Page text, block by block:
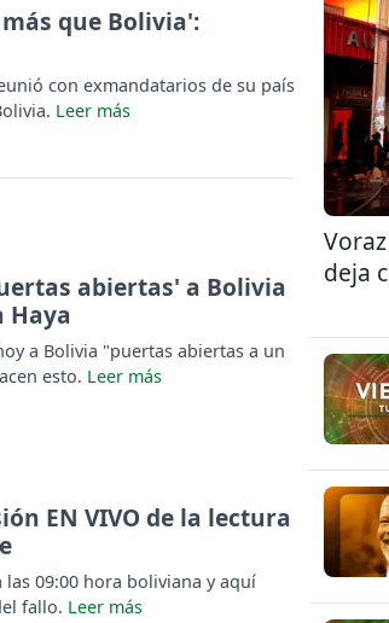
que Bolivia':
con exmandatarios de su país
abiertas' a Bolivia
Haya
a Bolivia "puertas abiertas a un
esto.
EN VIVO de la lectura
las 09:00 hora boliviana y aquí
fallo.
deja